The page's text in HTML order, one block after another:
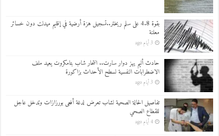
بقوة 4.8 على سلم ريختر..تسجيل هزة أرضية في إقليم ميدلت دون خسائر
معلنة
3 أيام ago
حادث أليم يهز دوار سارت.. انتحار شاب بتامكروت يعيد ملف
الاضطرابات النفسية لسطح الأحداث بزاكورة
3 أيام ago
تفاصيل الحالة الصحية لشاب تعرض لدغة أفعى بورزازات وتدخل عاجل
للقطاع الصحي
4 أيام ago